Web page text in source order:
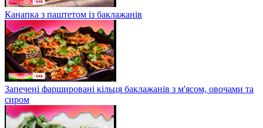
Канапка з паштетом із баклажанів
Запечені фаршировані кільця баклажанів з м'ясом, овочами та
сиром